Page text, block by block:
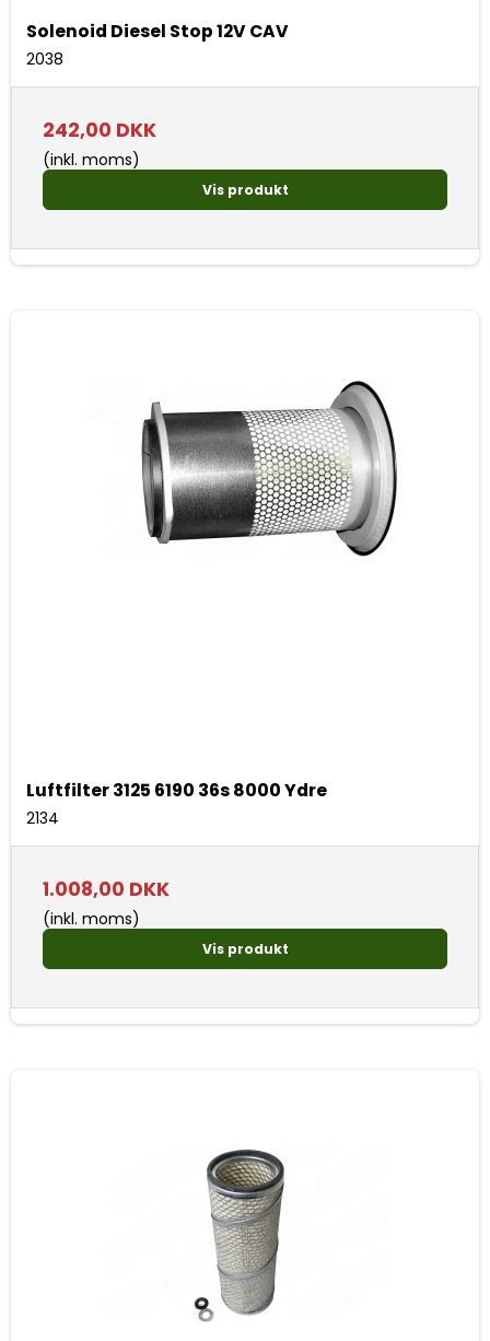
Solenoid Diesel Stop 12V CAV
2038
242,00 DKK
(inkl. moms)
Vis produkt
Luftfilter 3125 6190 36s 8000 Ydre
2134
1.008,00 DKK
(inkl. moms)
Vis produkt